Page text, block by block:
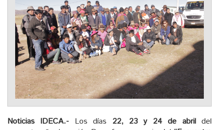
Noticias IDECA.- Los días 22, 23 y 24 de abrildel